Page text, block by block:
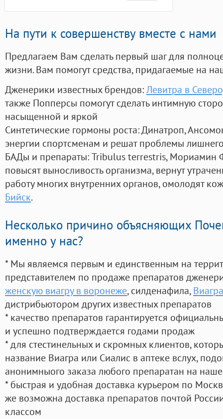
На пути к совершенству вместе с нами
Предлагаем Вам сделать первый шаг для
жизни. Вам помогут средства, придагаемые на
Дженерики известных брендов:Левитра в
также Попперсы помогут сделать интимную
насыщенной и яркой
Синтетические гормоны роста: Динатроп,
энергии спортсменам и решат проблемы
БАДы и препараты:Tribulus terrestris, Мориамин
повысят выносливость организма, вернут
работу многих внутренних органов, омолодят
Бийск.
Несколько причино объясняющих
именно у нас?
* Мы являемся первым и единственным на
представителем по продаже препаратов
женскую виагру в воронеже, силденафила,
дистрибьютором других известных препаратов
* качество препаратов гарантируется
и успешно подтверждается годами продаж
* для стестинельных и скромных клиентов,
название Виагра или Сиалис в аптеке вслух,
анонимныого заказа любого препаратан на
* быстрая и удобная доставка курьером по
же возможна доставка препаратов почтой
классом